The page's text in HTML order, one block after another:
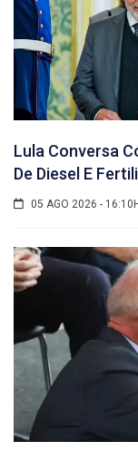
Lula Conversa
De Diesel E
05 AGO 2026 - 16:10H